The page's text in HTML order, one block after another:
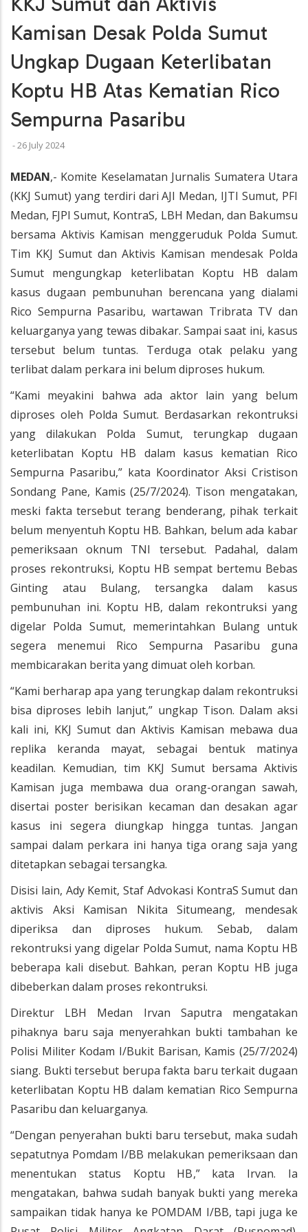
Kamisan Desak Polda Sumut
Ungkap Dugaan Keterlibatan
Koptu HB Atas Kematian Rico
Sempurna Pasaribu
-26 July 2024
MEDAN,- Komite Keselamatan Jurnalis Sumatera Utara
(KKJ Sumut) yang terdiri dari AJI Medan, IJTI Sumut, PFI
Medan, FJPI Sumut, KontraS, LBH Medan, dan Bakumsu
bersama Aktivis Kamisan menggeruduk Polda Sumut.
Tim KKJ Sumut dan Aktivis Kamisan mendesak Polda
Sumut mengungkap keterlibatan Koptu HB dalam
kasus dugaan pembunuhan berencana yang dialami
Rico Sempurna Pasaribu, wartawan Tribrata TV dan
keluarganya yang tewas dibakar. Sampai saat ini, kasus
tersebut belum tuntas. Terduga otak pelaku yang
terlibat dalam perkara ini belum diproses hukum.
“Kami meyakini bahwa ada aktor lain yang belum
diproses oleh Polda Sumut. Berdasarkan rekontruksi
yang dilakukan Polda Sumut, terungkap dugaan
keterlibatan Koptu HB dalam kasus kematian Rico
Sempurna Pasaribu,” kata Koordinator Aksi Cristison
Sondang Pane, Kamis (25/7/2024). Tison mengatakan,
meski fakta tersebut terang benderang, pihak terkait
belum menyentuh Koptu HB. Bahkan, belum ada kabar
pemeriksaan oknum TNI tersebut. Padahal, dalam
proses rekontruksi, Koptu HB sempat bertemu Bebas
Ginting atau Bulang, tersangka dalam kasus
pembunuhan ini. Koptu HB, dalam rekontruksi yang
digelar Polda Sumut, memerintahkan Bulang untuk
segera menemui Rico Sempurna Pasaribu guna
membicarakan berita yang dimuat oleh korban.
“Kami berharap apa yang terungkap dalam rekontruksi
bisa diproses lebih lanjut,” ungkap Tison. Dalam aksi
kali ini, KKJ Sumut dan Aktivis Kamisan mebawa dua
replika keranda mayat, sebagai bentuk matinya
keadilan. Kemudian, tim KKJ Sumut bersama Aktivis
Kamisan juga membawa dua orang-orangan sawah,
disertai poster berisikan kecaman dan desakan agar
kasus ini segera diungkap hingga tuntas. Jangan
sampai dalam perkara ini hanya tiga orang saja yang
ditetapkan sebagai tersangka.
Disisi lain, Ady Kemit, Staf Advokasi KontraS Sumut dan
aktivis Aksi Kamisan Nikita Situmeang, mendesak
diperiksa dan diproses hukum. Sebab, dalam
rekontruksi yang digelar Polda Sumut, nama Koptu HB
beberapa kali disebut. Bahkan, peran Koptu HB juga
dibeberkan dalam proses rekontruksi.
Direktur LBH Medan Irvan Saputra mengatakan
pihaknya baru saja menyerahkan bukti tambahan ke
Polisi Militer Kodam I/Bukit Barisan, Kamis (25/7/2024)
siang. Bukti tersebut berupa fakta baru terkait dugaan
keterlibatan Koptu HB dalam kematian Rico Sempurna
Pasaribu dan keluarganya.
“Dengan penyerahan bukti baru tersebut, maka sudah
sepatutnya Pomdam I/BB melakukan pemeriksaan dan
menentukan status Koptu HB,” kata Irvan. Ia
mengatakan, bahwa sudah banyak bukti yang mereka
sampaikan tidak hanya ke POMDAM I/BB, tapi juga ke